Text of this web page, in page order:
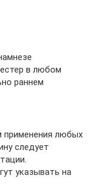
в любом
раннем
применения любых
следует
указывать на